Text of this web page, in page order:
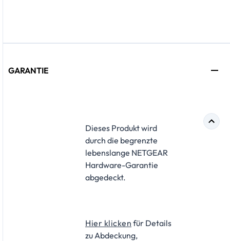
GARANTIE
​Dieses Produkt wird
durch die begrenzte
lebenslange NETGEAR
Hardware-Garantie
abgedeckt.
Hier klicken für Details
zu Abdeckung,